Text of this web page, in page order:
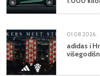
01.08.2026.
adidas i